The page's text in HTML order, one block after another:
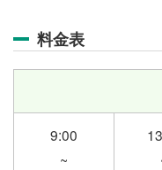
料金表
9:00
~